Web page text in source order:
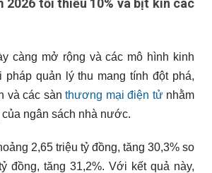
2026 tối thiểu 10% và bịt kín các
càng mở rộng và các mô hình kinh
quản lý thu mang tính đột phá,
và các sàn thương mại điện tửnhằm
ngân sách nhà nước.
2,65 triệu tỷ đồng, tăng 30,3% so
đồng, tăng 31,2%. Với kết quả này,